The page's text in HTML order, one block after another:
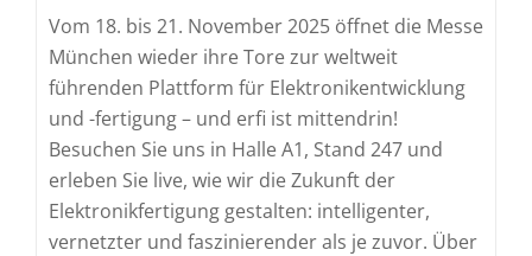
Vom 18. bis 21. November 2025 öffnet die Messe
München wieder ihre Tore zur weltweit
führenden Plattform für Elektronikentwicklung
und -fertigung – und erfi ist mittendrin!
Besuchen Sie uns in Halle A1, Stand 247 und
erleben Sie live, wie wir die Zukunft der
Elektronikfertigung gestalten: intelligenter,
vernetzter und faszinierender als je zuvor. Über